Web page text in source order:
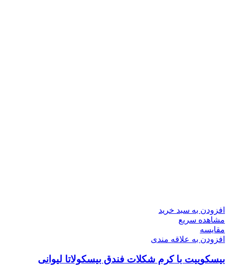
افزودن به سبد خرید
مشاهده سریع
مقایسه
افزودن به علاقه مندی
بیسکوییت با کرم شکلات فندق بیسکولاتا لیوانی